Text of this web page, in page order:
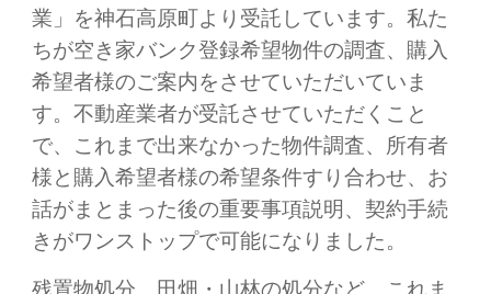
業」を神石高原町より受託しています。私た
ちが空き家バンク登録希望物件の調査、購入
希望者様のご案内をさせていただいていま
す。不動産業者が受託させていただくこと
で、これまで出来なかった物件調査、所有者
様と購入希望者様の希望条件すり合わせ、お
話がまとまった後の重要事項説明、契約手続
きがワンストップで可能になりました。
残置物処分、田畑・山林の処分など、これま